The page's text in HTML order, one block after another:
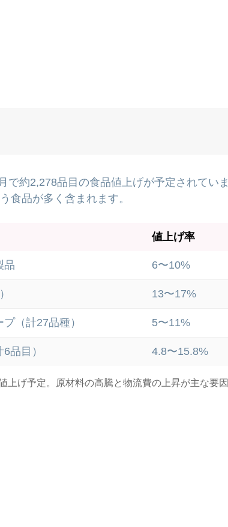
約2,278品目の食品値上げが予定されていま
食品が多く含まれます。
値上げ率
品 6〜10%
13〜17%
（計27品種） 5〜11%
品目） 4.8〜15.8%
げ予定。原材料の高騰と物流費の上昇が主な要因